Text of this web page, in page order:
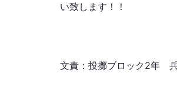
い致します！！
文責：投擲ブロック2年